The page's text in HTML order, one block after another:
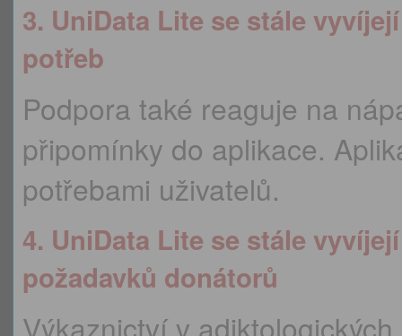
3. UniData Lite se stále
potřeb
Podpora také reaguje na
připomínky do aplikace.
potřebami uživatelů.
4. UniData Lite se stále
požadavků donátorů
Výkaznictví v